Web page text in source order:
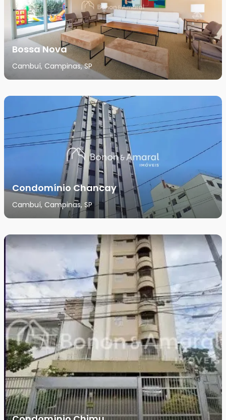
Bossa Nova
Cambuí, Campinas, SP
Condomínio Chancay
Cambuí, Campinas, SP